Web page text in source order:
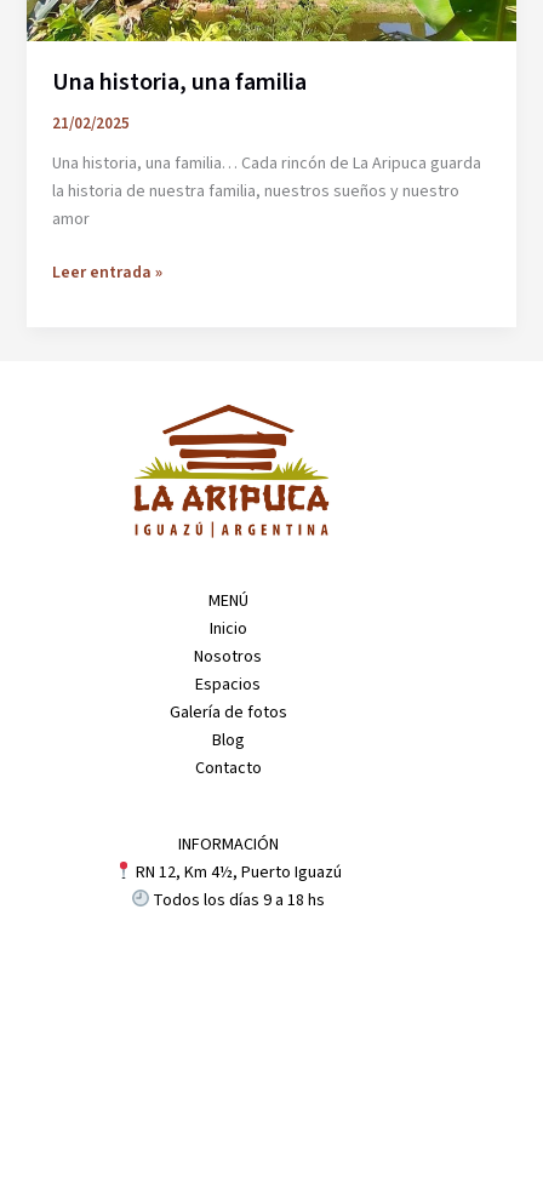
Una historia, una familia
21/02/2025
Una historia, una familia… Cada rincón de La Aripuca guarda
la historia de nuestra familia, nuestros sueños y nuestro
amor
Una
Leer entrada »
MENÚ
Inicio
Nosotros
Espacios
Galería de fotos
Blog
Contacto
INFORMACIÓN
RN 12, Km 4½, Puerto Iguazú
Todos los días 9 a 18 hs